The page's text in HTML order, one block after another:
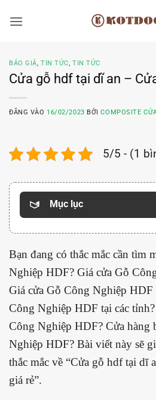
qua
BÁO GIÁ,TIN TỨC,TIN TỨC
Cửa gỗ hdf tại dĩ an –
ĐĂNG VÀO 16/02/2023 BỞICOMPOSITE
5/5 - (1
Mục lục
Bạn đang có thắc mắc cần tìm
Nghiệp HDF? Giá cửa Gỗ
Giá cửa Gỗ Công Nghiệp HDF
Công Nghiệp HDF tại các
Công Nghiệp HDF? Cửa hàng
Nghiệp HDF? Bài viết này sẽ
thắc mắc về “Cửa gỗ hdf tại dĩ
giá rẻ”.